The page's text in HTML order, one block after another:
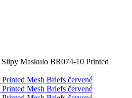
Slipy Maskulo BR074-10 Printed